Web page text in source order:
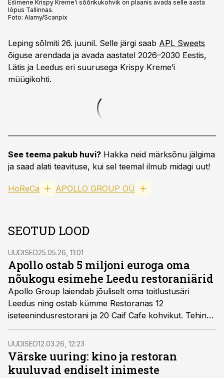
Esimene Krispy Kreme’i sõõrikukohvik on plaanis avada selle aasta
lõpus Tallinnas.
Foto: Alamy/Scanpix
Leping sõlmiti 26. juunil. Selle järgi saab APL Sweets
õiguse arendada ja avada aastatel 2026–2030 Eestis,
Lätis ja Leedus eri suurusega Krispy Kreme’i
müügikohti.
See teema pakub huvi? Hakka neid märksõnu jälgima
ja saad alati teavituse, kui sel teemal ilmub midagi uut!
HoReCa APOLLO GROUP OÜ
SEOTUD LOOD
UUDISED25.05.26, 11:01
Apollo ostab 5 miljoni euroga oma
nõukogu esimehe Leedu restoraniärid
Apollo Group laiendab jõuliselt oma toitlustusäri
Leedus ning ostab kümme Restoranas 12
iseteenindusrestorani ja 20 Caif Cafe kohvikut. Tehingu
kogumaht ulatub ligi 5,34 miljoni euroni.
UUDISED12.03.26, 12:23
Värske uuring: kino ja restoran
kuuluvad endiselt inimeste